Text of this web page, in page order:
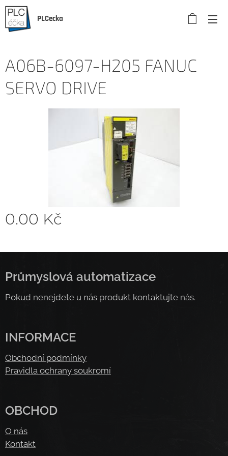
PLCecka
A06B-6097-H205 FANUC
SERVO DRIVE
0.00 Kč
Průmyslová automatizace
Pokud nenejdete u nás produkt kontaktujte nás.
INFORMACE
Obchodní podmínky
Pravidla ochrany soukromí
OBCHOD
O nás
Kontakt